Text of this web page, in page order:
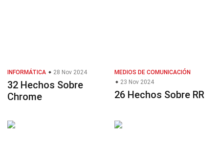
INFORMÁTICA 28 Nov 2024
32 Hechos Sobre
Chrome
MEDIOS DE COMUNICACIÓN
23 Nov 2024
26 Hechos Sobre RR